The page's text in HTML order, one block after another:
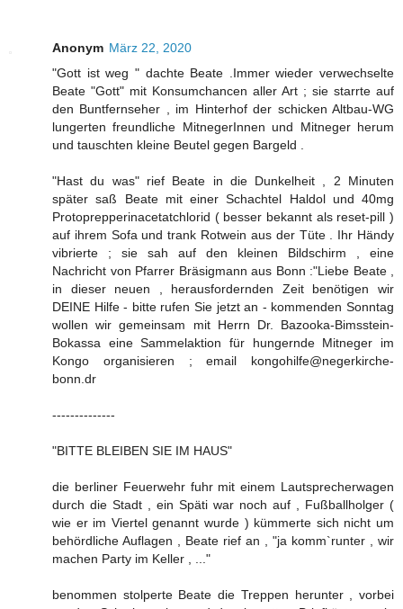
Anonym März 22, 2020
"Gott ist weg " dachte Beate .Immer wieder verwechselte
Beate "Gott" mit Konsumchancen aller Art ; sie starrte auf
den Buntfernseher , im Hinterhof der schicken Altbau-WG
lungerten freundliche MitnegerInnen und Mitneger herum
und tauschten kleine Beutel gegen Bargeld .
"Hast du was" rief Beate in die Dunkelheit , 2 Minuten
später saß Beate mit einer Schachtel Haldol und 40mg
Protoprepperinacetatchlorid ( besser bekannt als reset-pill )
auf ihrem Sofa und trank Rotwein aus der Tüte . Ihr Händy
vibrierte ; sie sah auf den kleinen Bildschirm , eine
Nachricht von Pfarrer Bräsigmann aus Bonn :"Liebe Beate ,
in dieser neuen , herausfordernden Zeit benötigen wir
DEINE Hilfe - bitte rufen Sie jetzt an - kommenden Sonntag
wollen wir gemeinsam mit Herrn Dr. Bazooka-Bimsstein-
Bokassa eine Sammelaktion für hungernde Mitneger im
Kongo organisieren ; email kongohilfe@negerkirche-
bonn.dr
--------------
"BITTE BLEIBEN SIE IM HAUS"
die berliner Feuerwehr fuhr mit einem Lautsprecherwagen
durch die Stadt , ein Späti war noch auf , Fußballholger (
wie er im Viertel genannt wurde ) kümmerte sich nicht um
behördliche Auflagen , Beate rief an , "ja komm`runter , wir
machen Party im Keller , ..."
benommen stolperte Beate die Treppen herunter , vorbei